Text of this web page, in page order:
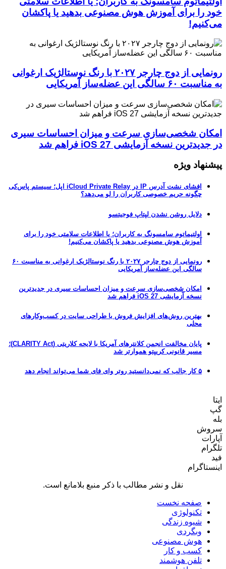
خود را برای آموزش هوش مصنوعی بدهید یا پاکشان
می‌کنیم!
رونمایی از دوج چارجر ۲۰۲۷ با رنگ نوستالژیک ارغوانی
به مناسبت ۶۰ سالگی این عضله‌ساز آمریکایی
امکان شخصی‌سازی سرعت و میزان احساسات سیری
در جدیدترین نسخه آزمایشی iOS 27 فراهم شد
پیشنهاد ویژه
افشای نشت آدرس IP در iCloud Private Relay اپل؛ سیستم پاس‌کی
چگونه حریم خصوصی کاربران را لو می‌دهد؟
دلایل روشن نشدن لپتاپ فوجیتسو
اولتیماتوم سامسونگ به کاربران؛ یا اطلاعات سلامتی خود را برای
آموزش هوش مصنوعی بدهید یا پاکشان می‌کنیم!
رونمایی از دوج چارجر ۲۰۲۷ با رنگ نوستالژیک ارغوانی به مناسبت ۶۰
سالگی این عضله‌ساز آمریکایی
امکان شخصی‌سازی سرعت و میزان احساسات سیری در جدیدترین
نسخه آزمایشی iOS 27 فراهم شد
بهترین روش‌های افزایش فروش با طراحی سایت در کسب‌وکارهای
محلی
پایان مخالفت انجمن کلانترهای آمریکا با لایحه کلاریتی (CLARITY Act)؛
مسیر قانونی کریپتو هموارتر شد
۵ کار جالب که نمی‌دانستید روتر وای فای شما می‌تواند انجام دهد
ایتا
گپ
بله
سروش
آپارات
تلگرام
فید
اینستاگرام
نقل و نشر مطالب با ذکر منبع بلامانع است.
صفحه نخست
تکنولوژی
شیوه زندگی
وبگردی
هوش مصنوعی
کسب و کار
تلفن هوشمند